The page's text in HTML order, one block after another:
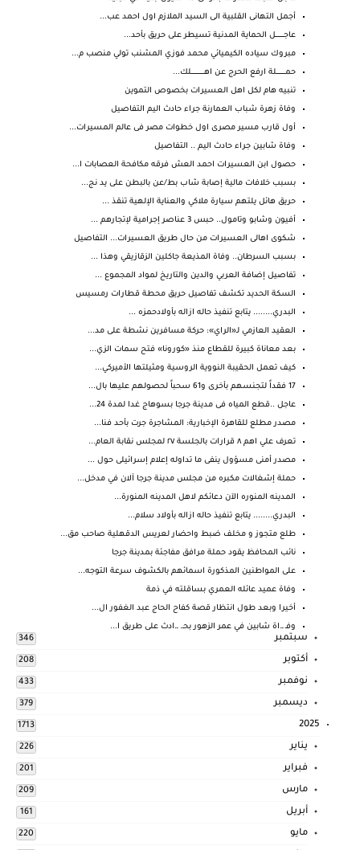
أجمل التهانى القلبية الى السيد الملازم اول احمد عب...
عاجــــــــــل الحماية المدنية تسيطر على حريق بأحد...
مبروك سياده الكيميائي محمد فوزي المشنب تولي منصب م...
حمـــــــــــلة ارفع الحرج عن اهــــــــــــــــلك...
تنبيه هام لكل اهل العسيرات بخصوص التموين
وفاة زهرة شباب العمارنة جراء حادث اليم التفاصيل
أول قارب مسير مصرى اول خطوات مصر فى عالم المسيرات...
وفاة شابين جراء حادث اليم .. التفاصيل
حصول ابن العسيرات احمد العش فرقه مكافحة العصابات ا...
بسبب خلافات مالية إصابة شاب بط/عن بالبطن على يد نج...
حريق هائل يلتهم سيارة ملاكي والعناية الإلهية تنقذ ...
أفيون وشابو وتامول.. حبس 3 عناصر إجرامية لإتجارهم ...
شكوى اهالى العسيرات من حال طريق العسيرات... التفاصيل
بسبب السرطان.. وفاة المذيعة جاكلين الزقازيقي وهذا ...
تفاصيل إضافة العربي والدين والتاريخ لمواد المجموع ...
السكة الحديد تكشف تفاصيل حريق محطة قطارات رمسيس
البدري........ يتابع تنفيذ حاله ازاله بأولادحمزه ...
العقيد العازمي لـ«الراي»: حركة مسافرين نشطة على مد...
بعد معاناة كبيرة للقطاع منذ «كورونا» فتح سمات الزي...
كيف تعمل الحقيبة النووية الروسية ومثيلتها الأميركي...
17 فقداً لتجنسهم بأخرى و61 سحباً لحصولهم عليها بال...
عاجل ..قطع المياه فى مدينة جرجا بسوهاج غدا لمدة 24...
مصدر مطلع للقاهرة الإخبارية: المشاجرة جرت بأحد فنا...
تعرف علي اهم ٨ قرارات بالجلسة ٢٧ لمجلس نقابة العام...
مصدر أمنى مسؤول ينفى ما تداوله إعلام إسرائيلى حول ...
حملة إشغالات مكبره من مجلس مدينة جرجا آلان في مدخل...
المدينه المنوره الآن دعائكم لاهل المدينه المنورة...
البدري........ يتابع تنفيذ حاله ازاله بأولاد سلام...
طلع متجوز و مخلف ضبط واحضار لعريس الدقهلية صاحب مق...
نائب المحافظ يقود حملة مرافق مفاجئة بمدينة جرجا
على المواطنين المذكورة اسمائهم بالكشوف سرعة التوجه...
وفاة عميد عائله العمري بساقلته في ذمة
أخيرا وبعد طول انتظار قصة كفاح الحاج عبد الغفور ال...
وفـ ـ.اة شابين في عمر الزهور بحـ. ـ.ادث على طريق ا...
سبتمبر 346
أكتوبر 208
نوفمبر 433
ديسمبر 379
2025
1713
يناير 226
فبراير 201
مارس 209
أبريل 161
مايو 220